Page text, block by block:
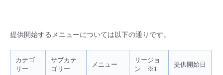
- クラウド / サーバー
提供開始するメニューについては以下の通りです。
カテゴ
リー
サブカテ
ゴリー
メニュー
リージョ
ン ※1
提供開始日